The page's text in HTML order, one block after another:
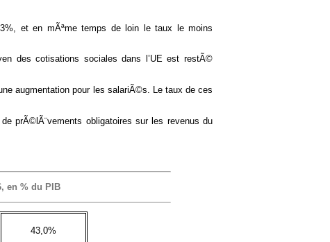
et en mÃªme temps de loin le taux le moins
des cotisations sociales dans l’UE est restÃ©
augmentation pour les salariÃ©s. Le taux de ces
prÃ©lÃ¨vements obligatoires sur les revenus du
en % du PIB
43,0%